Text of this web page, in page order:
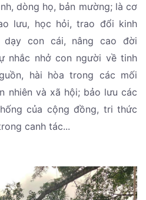
dòng họ, bản mường; là cơ
lưu, học hỏi, trao đổi kinh
dạy con cái, nâng cao đời
nhắc nhở con người về tinh
hài hòa trong các mối
nhiên và xã hội; bảo lưu các
của cộng đồng, tri thức
canh tác...